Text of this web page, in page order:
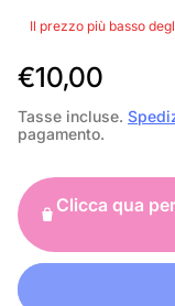
Il prezzo più basso
P
r
e
z
z
o
n
€10,00
Tasse incluse.
pagamento.
Clicca qua